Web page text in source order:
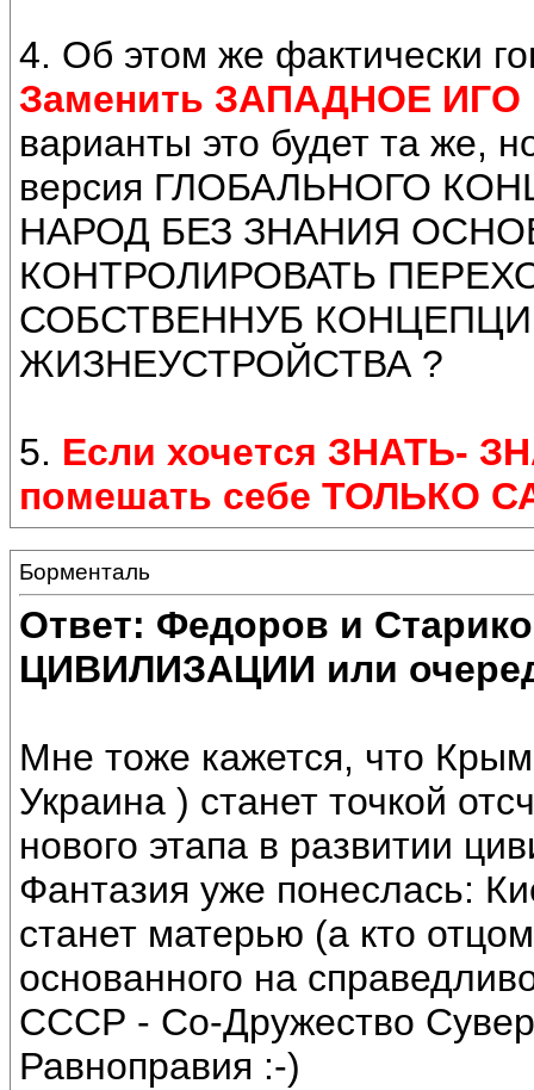
4. Об этом же фактически
Заменить ЗАПАДНОЕ
варианты это будет та
версия ГЛОБАЛЬНОГО
НАРОД БЕЗ ЗНАНИЯ
КОНТРОЛИРОВАТЬ
СОБСТВЕННУБ
ЖИЗНЕУСТРОЙСТВА ?
5. Если хочется ЗНАТЬ-
помешать себе ТОЛЬКО
Борменталь
Ответ: Федоров и
ЦИВИЛИЗАЦИИ или
Мне тоже кажется, что
Украина ) станет точкой
нового этапа в развитии
Фантазия уже понеслась:
станет матерью (а кто
основанного на
СССР - Со-Дружество
Равноправия :-)